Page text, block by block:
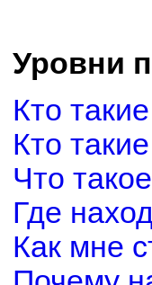
Уровни
Кто
Кто
Что
Где
Как мне